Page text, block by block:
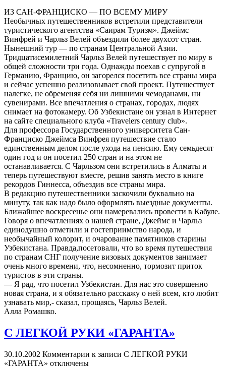
ИЗ САН-ФРАНЦИСКО — ПО ВСЕМУ МИРУ
Необычных путешественников встретили представители
туристического агентства «Саирам Туризм». Джеймс
Винфрей и Чарльз Велей объездили более двухсот стран.
Нынешний тур — по странам Центральной Азии.
Тридцатисемилетний Чарльз Велей путешествует по миру в
общей сложности три года. Однажды поехав с супругой в
Германию, Францию, он загорелся посетить все страны мира
и сейчас успешно реализовывает свой проект. Путешествует
налегке, не обременяя себя ни лишними чемоданами, ни
сувенирами. Все впечатления о странах, городах, людях
снимает на фотокамеру. Об Узбекистане он узнал в Интернет
на сайте специального клуба «Travelers century club».
Для профессора Государственного университета Сан-
Франциско Джеймса Винфрея путешествие стало
единственным делом после ухода на пенсию. Ему семьдесят
один год и он посетил 250 стран и на этом не
останавливается. С Чарльзом они встретились в Алматы и
теперь путешествуют вместе, решив занять место в книге
рекордов Гиннесса, объездив все страны мира.
В редакцию путешественники заскочили буквально на
минуту, так как надо было оформлять выездные документы.
Ближайшее воскресенье они намеревались провести в Кабуле.
Говоря о впечатлениях о нашей стране, Джеймс и Чарльз
единодушно отметили и гостеприимство народа, и
необычайный колорит, и очарование памятников старины
Узбекистана. Правда,посетовали, что во время путешествия
по странам СНГ получение визовых документов занимает
очень много времени, что, несомненно, тормозит приток
туристов в эти страны.
— Я рад, что посетил Узбекистан. Для нас это совершенно
новая страна, и я обязательно расскажу о ней всем, кто любит
узнавать мир,- сказал, прощаясь, Чарльз Велей.
Алла Ромашко.
С ЛЕГКОЙ РУКИ «ГАРАНТА»
30.10.2002 Комментарии к записи С ЛЕГКОЙ РУКИ
«ГАРАНТА» отключены